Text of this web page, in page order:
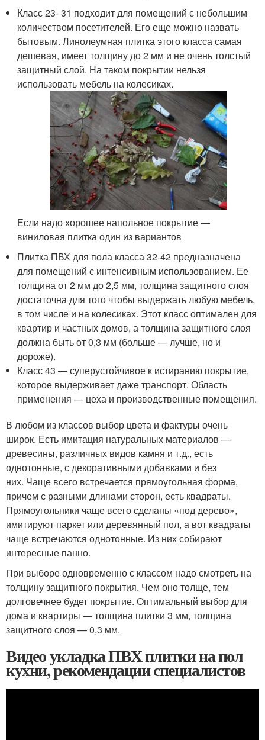
Класс 23- 31 подходит для помещений с небольшим
количеством посетителей. Его еще можно назвать
бытовым. Линолеумная плитка этого класса самая
дешевая, имеет толщину до 2 мм и не очень толстый
защитный слой. На таком покрытии нельзя
использовать мебель на колесиках.
Если надо хорошее напольное покрытие —
виниловая плитка один из вариантов
Плитка ПВХ для пола класса 32-42 предназначена
для помещений с интенсивным использованием. Ее
толщина от 2 мм до 2,5 мм, толщина защитного слоя
достаточна для того чтобы выдержать любую мебель,
в том числе и на колесиках. Этот класс оптимален для
квартир и частных домов, а толщина защитного слоя
должна быть от 0,3 мм (больше — лучше, но и
дороже).
Класс 43 — суперустойчивое к истиранию покрытие,
которое выдерживает даже транспорт. Область
применения — цеха и производственные помещения.
В любом из классов выбор цвета и фактуры очень
широк. Есть имитация натуральных материалов —
древесины, различных видов камня и т.д., есть
однотонные, с декоративными добавками и без
них. Чаще всего встречается прямоугольная форма,
причем с разными длинами сторон, есть квадраты.
Прямоугольники чаще всего сделаны «под дерево»,
имитируют паркет или деревянный пол, а вот квадраты
чаще встречаются однотонные. Из них собирают
интересные панно.
При выборе одновременно с классом надо смотреть на
толщину защитного покрытия. Чем оно толще, тем
долговечнее будет покрытие. Оптимальный выбор для
дома и квартиры — толщина плитки 3 мм, толщина
защитного слоя — 0,3 мм.
Видео укладка ПВХ плитки на пол
кухни, рекомендации специалистов